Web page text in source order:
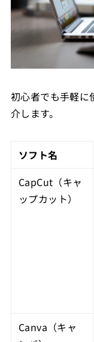
初心者でも手軽に
介します。
ソフト名
CapCut（キャ
ップカット）
Canva（キャ